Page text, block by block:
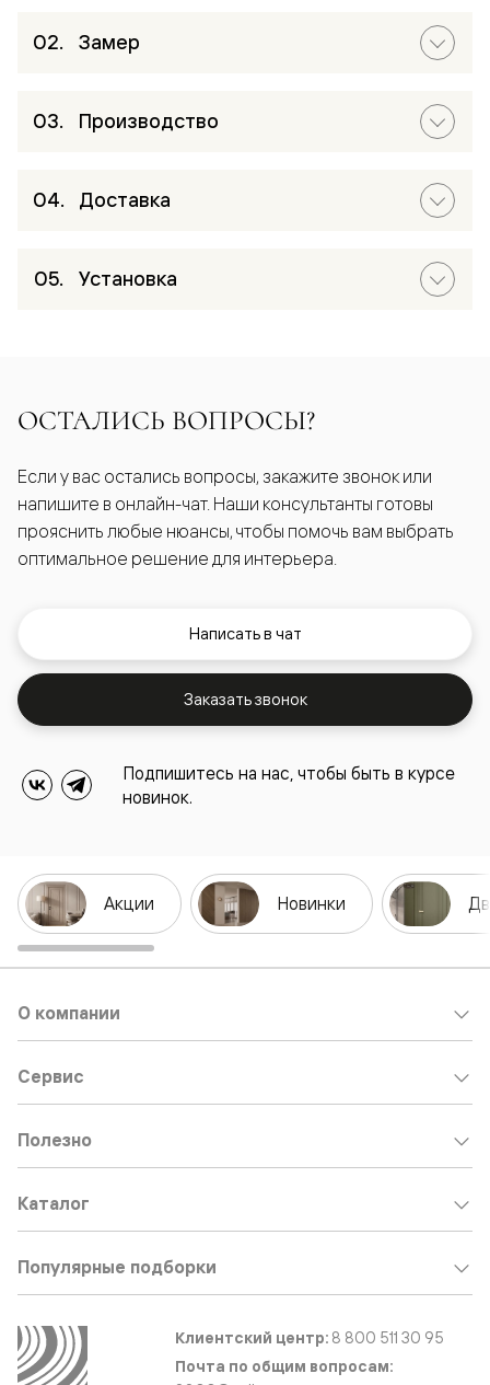
Замер
Производство
Доставка
Установка
ОСТАЛИСЬ ВОПРОСЫ?
Если у вас остались вопросы, закажите звонок или
напишите в онлайн-чат. Наши консультанты готовы
прояснить любые нюансы, чтобы помочь вам выбрать
оптимальное решение для интерьера.
Написать в чат
Заказать звонок
Подпишитесь на нас, чтобы быть в курсе
новинок.
Акции Новинки
О компании
Сервис
Полезно
Каталог
Популярные подборки
Клиентский центр: 8 800 511 30 95
Почта по общим вопросам: